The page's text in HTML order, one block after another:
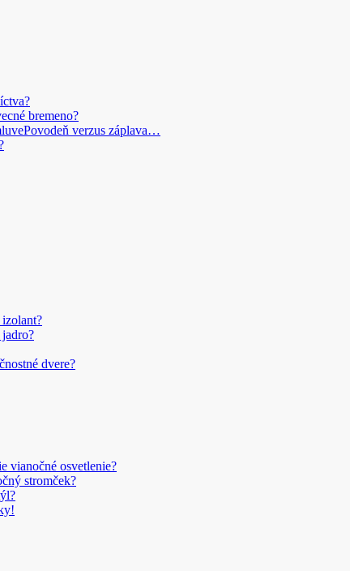
bremeno?
Povodeň verzus záplava…
dvere?
vianočné osvetlenie?
stromček?